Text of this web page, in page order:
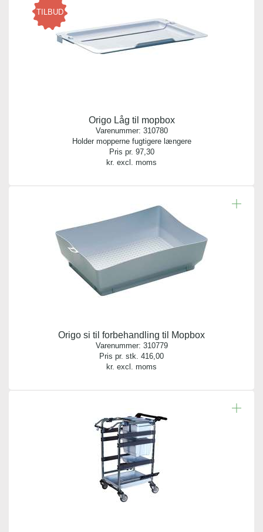
TILBUD
Origo Låg til mopbox
Varenummer: 310780
Holder mopperne fugtigere længere
Pris pr. 97,30
kr. excl. moms
Origo si til forbehandling til Mopbox
Varenummer: 310779
Pris pr. stk. 416,00
kr. excl. moms